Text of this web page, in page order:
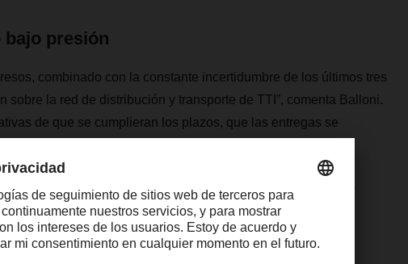
bajo presión
combinado con la constante incertidumbre de los últimos tres
sobre la red de distribución y transporte de TTI”, comenta Balloni.
de que se cumplieran los plazos, que las entregas se
perfecta, se han generalizado cada vez más en nuestra
los requisitos cambiantes de nuestros clientes y mercados,
de suministro fueran correspondientemente flexibles y
mucho en este sentido."